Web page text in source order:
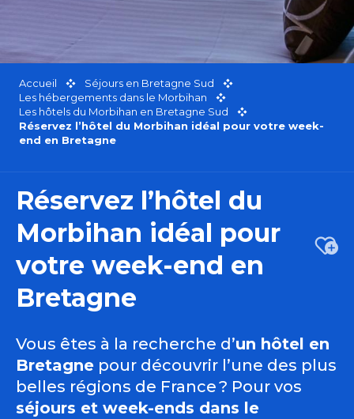
Accueil
Séjours en Bretagne Sud
Les hébergements dans le Morbihan
Les hôtels du Morbihan en Bretagne Sud
Réservez l’hôtel du Morbihan idéal pour votre week-
end en Bretagne
Réservez l’hôtel du
Morbihan idéal pour
votre week-end en
Bretagne
Vous êtes à la recherche d’un hôtel en
Bretagne pour découvrir l’une des plus
belles régions de France ? Pour vos
séjours et week-ends dans le